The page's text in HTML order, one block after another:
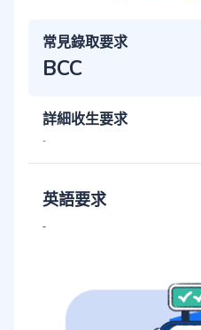
常見錄取要求
BCC
詳細收生要求
-
英語要求
-